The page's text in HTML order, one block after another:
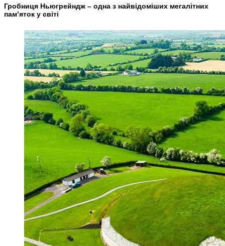
Гробниця Ньюгрейндж – одна з найвідоміших мегалітних
пам’яток у світі